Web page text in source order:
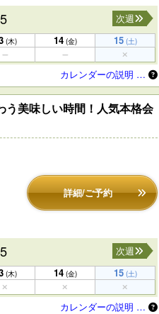
次週
(木) 14 (金) 15 (土)
カレンダーの説明 …
う美味しい時間！人気本格会
詳細/ご予約
次週
(木) 14 (金) 15 (土)
カレンダーの説明 …